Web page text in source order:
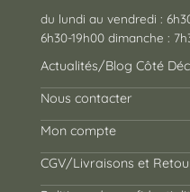
du lundi au vendredi :
6h30-19h00 dimanche :
Actualités/Blog Côté
Nous contacter
Mon compte
CGV/Livraisons et